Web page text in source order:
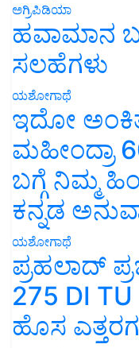
ಅಗ್ರಿಪಿಡಿಯಾ
ಹವಾಮಾನ
ಸಲಹೆಗಳು
ಯಶೋಗಾಥೆ
ಇದೋ
ಮಹೀಂದ್ರಾ
ಬಗ್ಗೆ ನಿಮ್ಮ
ಕನ್ನಡ
ಯಶೋಗಾಥೆ
ಪ್ರಹಲಾದ್
275 DI
ಹೊಸ